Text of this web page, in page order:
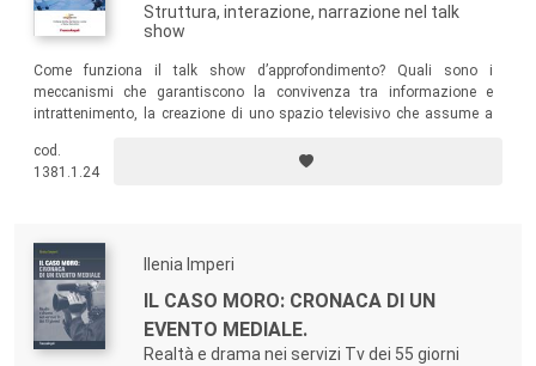
Struttura, interazione, narrazione nel talk
show
Come funziona il talk show d’approfondimento? Quali sono i
meccanismi che garantiscono la convivenza tra informazione e
intrattenimento, la creazione di uno spazio televisivo che assume a
politica?
cod.
1381.1.24
Ilenia Imperi
IL CASO MORO: CRONACA DI UN
EVENTO MEDIALE.
Realtà e drama nei servizi Tv dei 55 giorni